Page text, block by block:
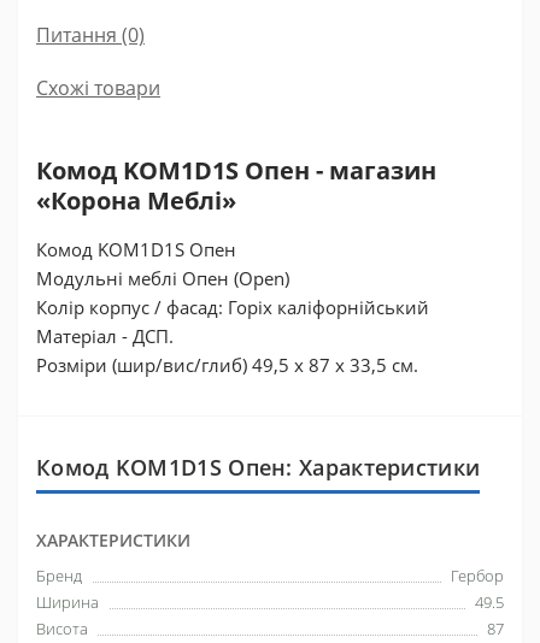
Питання (0)
Схожі товари
Комод KOM1D1S Опен - магазин
«Корона Меблі»
Комод KOM1D1S Опен
Модульні меблі Опен (Open)
Колір корпус / фасад: Горіх каліфорнійський
Матеріал - ДСП.
Розміри (шир/вис/глиб) 49,5 x 87 x 33,5 см.
Комод KOM1D1S Опен: Характеристики
ХАРАКТЕРИСТИКИ
Бренд
Гербор
Ширина
49.5
Висота
87